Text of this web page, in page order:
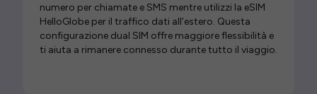
numero per chiamate e SMS mentre utilizzi la eSIM
HelloGlobe per il traffico dati all’estero. Questa
configurazione dual SIM offre maggiore flessibilità e
ti aiuta a rimanere connesso durante tutto il viaggio.